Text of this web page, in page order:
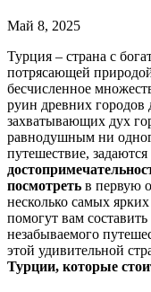
Май 8, 2025
Турция – страна с богатой историей, культурой и
потрясающей
бесчисленное
руин древних
захватывающих дух
равнодушным ни
путешествие,
посмотреть в первую
несколько самых
помогут вам
незабываемого
этой удивительной
Турции, которые